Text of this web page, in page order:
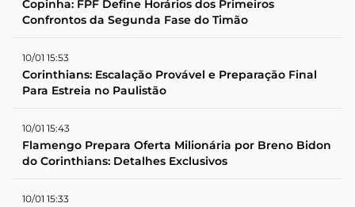
Copinha: FPF Define Horários dos Primeiros
Confrontos da Segunda Fase do Timão
10/01 15:53
Corinthians: Escalação Provável e Preparação Final
Para Estreia no Paulistão
10/01 15:43
Flamengo Prepara Oferta Milionária por Breno Bidon
do Corinthians: Detalhes Exclusivos
10/01 15:33